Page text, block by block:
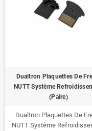
Dualtron Plaquettes De
NUTT Système
(Paire)
Dualtron Plaquettes De
NUTT Système